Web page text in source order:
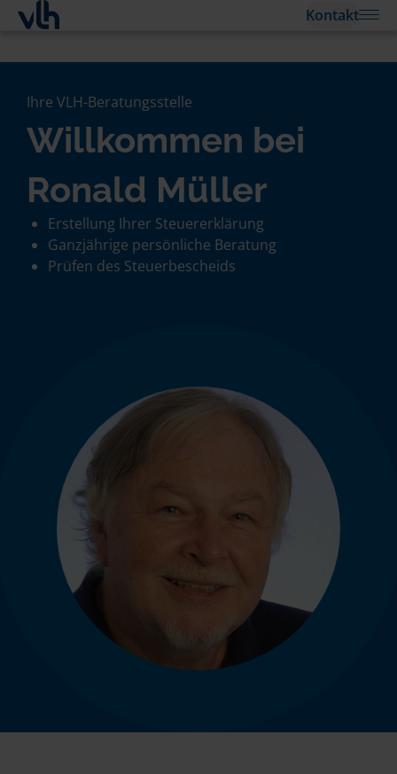
Kontakt
Ihre VLH-Beratungsstelle
Willkommen bei
Ronald Müller
Erstellung Ihrer Steuererklärung
Ganzjährige persönliche Beratung
Prüfen des Steuerbescheids